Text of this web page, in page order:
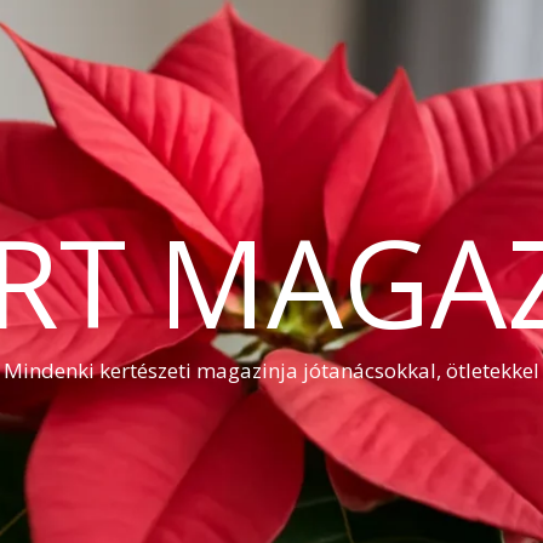
Mindenki kertészeti magazinja jótanácsokkal, ötletekkel